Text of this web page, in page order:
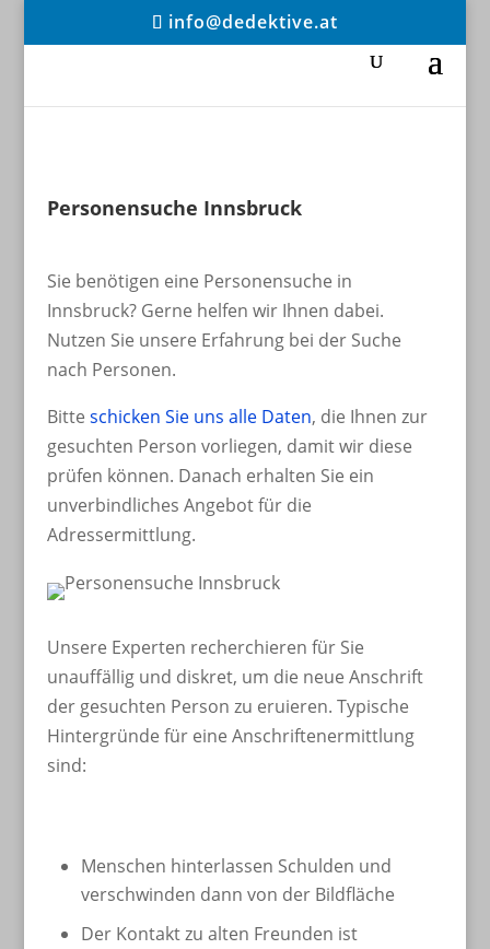
info@dedektive.at
Personensuche Innsbruck
Sie benötigen eine Personensuche in
Innsbruck? Gerne helfen wir Ihnen dabei.
Nutzen Sie unsere Erfahrung bei der Suche
nach Personen.
Bitte schicken Sie uns alle Daten, die Ihnen zur
gesuchten Person vorliegen, damit wir diese
prüfen können. Danach erhalten Sie ein
unverbindliches Angebot für die
Adressermittlung.
Unsere Experten recherchieren für Sie
unauffällig und diskret, um die neue Anschrift
der gesuchten Person zu eruieren. Typische
Hintergründe für eine Anschriftenermittlung
sind:
Menschen hinterlassen Schulden und
verschwinden dann von der Bildfläche
Der Kontakt zu alten Freunden ist